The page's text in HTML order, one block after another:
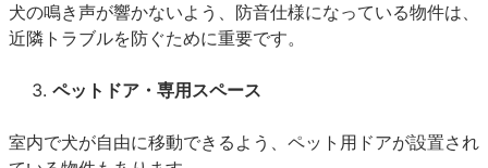
犬の鳴き声が響かないよう、防音仕様になっている物件は、
近隣トラブルを防ぐために重要です。
ペットドア・専用スペース
室内で犬が自由に移動できるよう、ペット用ドアが設置され